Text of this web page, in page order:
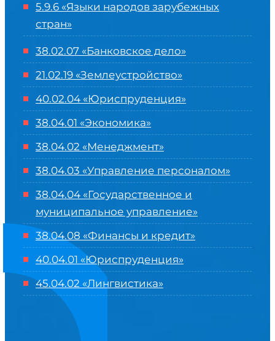
5.9.6 «Языки народов зарубежных
стран»
38.02.07 «Банковское дело»
21.02.19 «Землеустройство»
40.02.04 «Юриспруденция»
38.04.01 «Экономика»
38.04.02 «Менеджмент»
38.04.03 «Управление персоналом»
38.04.04 «Государственное и
муниципальное управление»
38.04.08 «Финансы и кредит»
40.04.01 «Юриспруденция»
45.04.02 «Лингвистика»